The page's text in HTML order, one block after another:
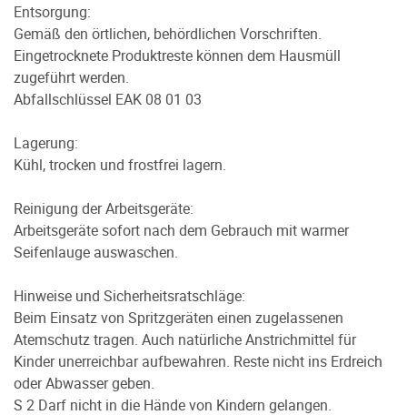
Entsorgung:
Gemäß den örtlichen, behördlichen Vorschriften.
Eingetrocknete Produktreste können dem Hausmüll
zugeführt werden.
Abfallschlüssel EAK 08 01 03
Lagerung:
Kühl, trocken und frostfrei lagern.
Reinigung der Arbeitsgeräte:
Arbeitsgeräte sofort nach dem Gebrauch mit warmer
Seifenlauge auswaschen.
Hinweise und Sicherheitsratschläge:
Beim Einsatz von Spritzgeräten einen zugelassenen
Atemschutz tragen. Auch natürliche Anstrichmittel für
Kinder unerreichbar aufbewahren. Reste nicht ins Erdreich
oder Abwasser geben.
S 2 Darf nicht in die Hände von Kindern gelangen.